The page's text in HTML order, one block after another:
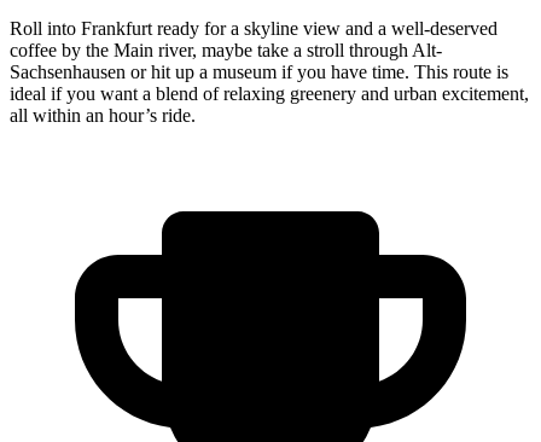
Roll into Frankfurt ready for a skyline view and a well-deserved
coffee by the Main river, maybe take a stroll through Alt-
Sachsenhausen or hit up a museum if you have time. This route is
ideal if you want a blend of relaxing greenery and urban excitement,
all within an hour’s ride.